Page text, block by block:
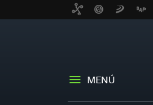
MENÚ